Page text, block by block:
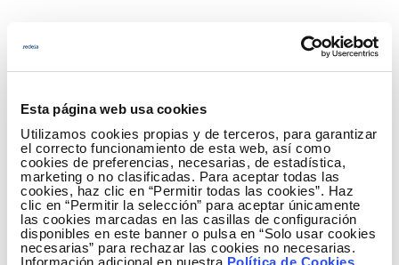
Esta página web usa cookies
Utilizamos cookies propias y de terceros, para garantizar
el correcto funcionamiento de esta web, así como
cookies de preferencias, necesarias, de estadística,
marketing o no clasificadas. Para aceptar todas las
cookies, haz clic en “Permitir todas las cookies”. Haz
clic en “Permitir la selección” para aceptar únicamente
las cookies marcadas en las casillas de configuración
disponibles en este banner o pulsa en “Solo usar cookies
necesarias” para rechazar las cookies no necesarias.
Información adicional en nuestra Política de Cookies.
¡Suscríbete a 'Redeia al día'!